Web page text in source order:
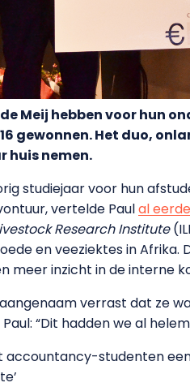
Meij hebben voor hun
gewonnen. Het duo,
huis nemen.
studiejaar voor hun
vertelde Paulal
Research Institute
en veeziektes in
meer inzicht in de interne
verrast dat ze
“Dit hadden we al
accountancy-studenten